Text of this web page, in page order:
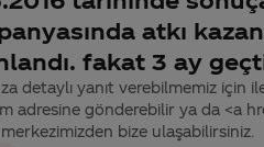
atkı
fakat 3 ay
detaylı yanıt verebilmemiz için
adresine gönderebilir ya da <a
bize ulaşabilirsiniz.